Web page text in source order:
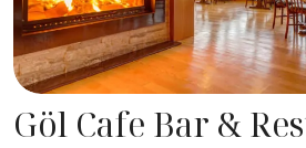
Göl Cafe Bar &